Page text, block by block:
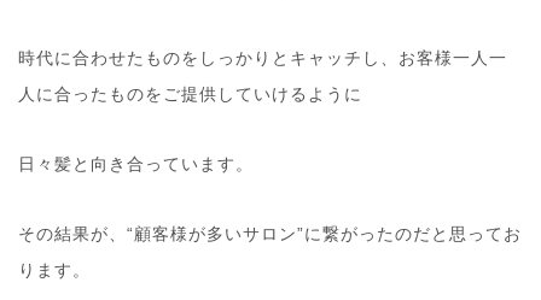
時代に合わせたものをしっかりとキャッチし、お客様一人一
人に合ったものをご提供していけるように
日々髪と向き合っています。
その結果が、“顧客様が多いサロン”に繋がったのだと思ってお
ります。